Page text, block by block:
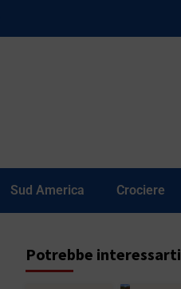
Sud America Crociere
Potrebbe interessarti